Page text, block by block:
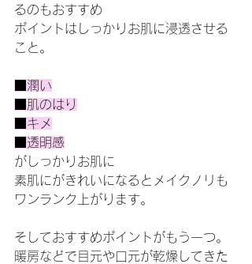
るのもおすすめ
ポイントはしっかりお肌に浸透させる
こと。
■潤い
■肌のはり
■キメ
■透明感
がしっかりお肌に
素肌にがきれいになるとメイクノリも
ワンランク上がります。
そしておすすめポイントがもう一つ。
暖房などで目元や口元が乾燥してきた